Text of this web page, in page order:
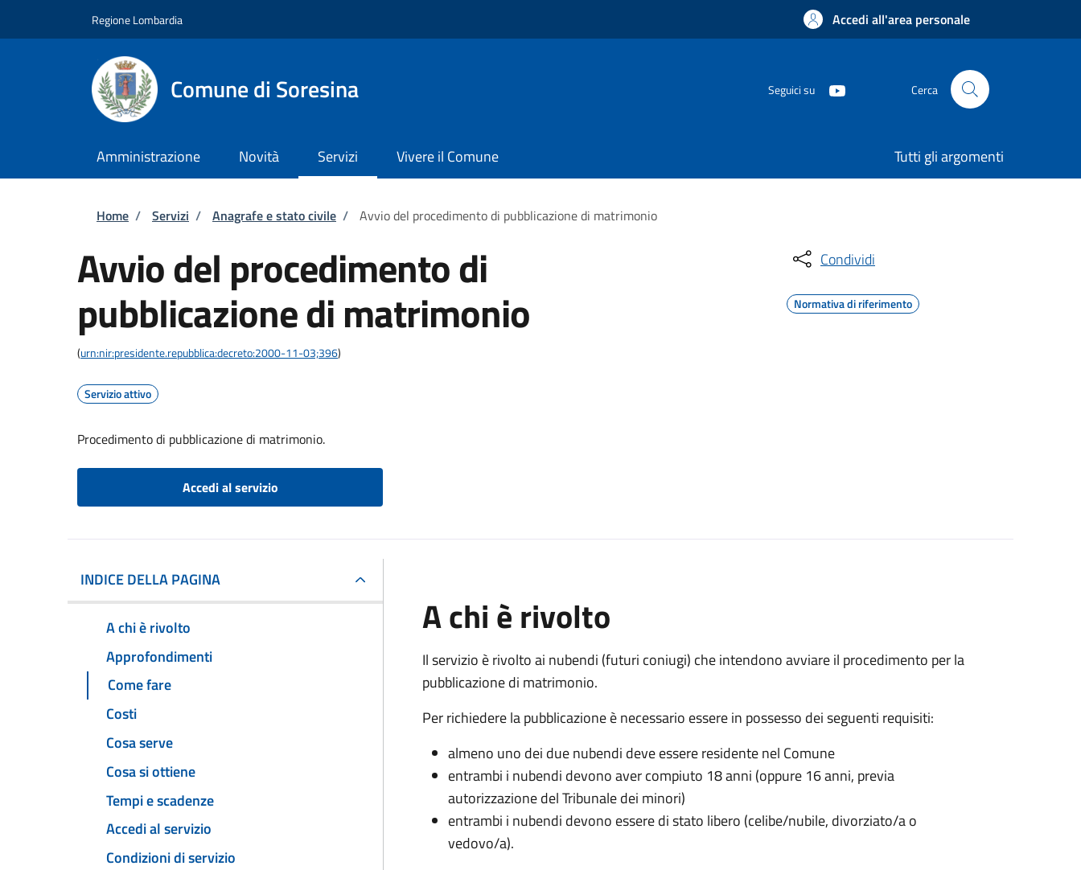
Regione Lombardia Accedi all'area personale
Comune di Soresina Seguici su Cerca
Amministrazione Novità Servizi Vivere il Comune Tutti gli argomenti
Briciole di pane
Home / Servizi / Anagrafe e stato civile / Avvio del procedimento di pubblicazione di matrimonio
Avvio del procedimento di
pubblicazione di matrimonio
(urn:nir:presidente.repubblica:decreto:2000-11-03;396)
Servizio attivo
Procedimento di pubblicazione di matrimonio.
Accedi al servizio
Condividi
Normativa di riferimento
INDICE DELLA PAGINA
A chi è rivolto
Approfondimenti
Come fare
Costi
Cosa serve
Cosa si ottiene
Tempi e scadenze
Accedi al servizio
Condizioni di servizio
A chi è rivolto
Il servizio è rivolto ai nubendi (futuri coniugi) che intendono avviare il procedimento per la
pubblicazione di matrimonio.
Per richiedere la pubblicazione è necessario essere in possesso dei seguenti requisiti:
almeno uno dei due nubendi deve essere residente nel Comune
entrambi i nubendi devono aver compiuto 18 anni (oppure 16 anni, previa
autorizzazione del Tribunale dei minori)
entrambi i nubendi devono essere di stato libero (celibe/nubile, divorziato/a o
vedovo/a).